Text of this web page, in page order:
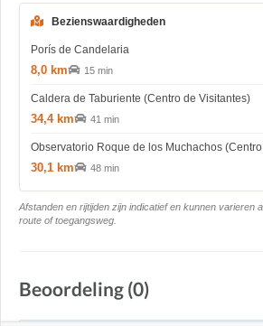
Bezienswaardigheden
Porís de Candelaria
8,0 km 15 min
Caldera de Taburiente (Centro de Visitantes)
34,4 km 41 min
Observatorio Roque de los Muchachos
30,1 km 48 min
Afstanden en rijtijden zijn indicatief en kunnen varieren
route of toegangsweg.
Beoordeling (0)